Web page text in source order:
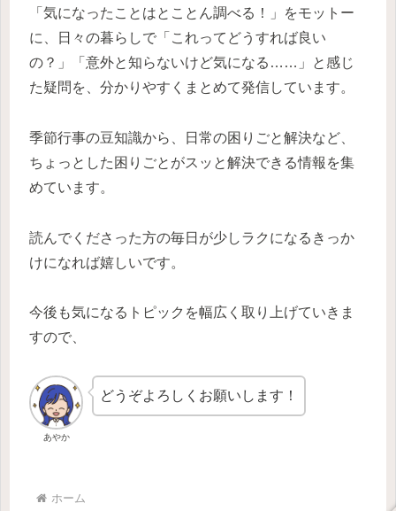
「気になったことはとことん調べる！」をモットー
に、日々の暮らしで「これってどうすれば良い
の？」「意外と知らないけど気になる……」と感じ
た疑問を、分かりやすくまとめて発信しています。
季節行事の豆知識から、日常の困りごと解決など、
ちょっとした困りごとがスッと解決できる情報を集
めています。
読んでくださった方の毎日が少しラクになるきっか
けになれば嬉しいです。
今後も気になるトピックを幅広く取り上げていきま
すので、
あやか
どうぞよろしくお願いします！
ホーム